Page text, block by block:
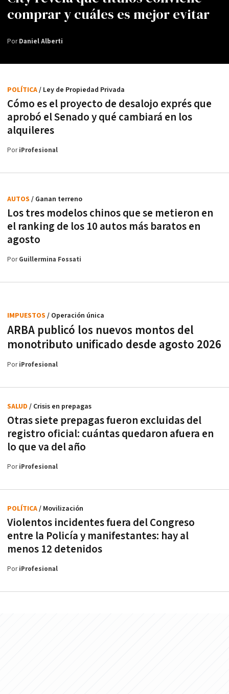
comprar y cuáles es mejor evitar
PorDaniel Alberti
Cómo es el proyecto de desalojo exprés que
aprobó el Senado y qué cambiará en los
alquileres
POLÍTICA/ Ley de Propiedad Privada
PoriProfesional
Los tres modelos chinos que se metieron en
el ranking de los 10 autos más baratos en
agosto
AUTOS / Ganan terreno
PorGuillermina Fossati
ARBA publicó los nuevos montos del
monotributo unificado desde agosto 2026
IMPUESTOS / Operación única
PoriProfesional
Otras siete prepagas fueron excluidas del
registro oficial: cuántas quedaron afuera en
lo que va del año
SALUD / Crisis en prepagas
PoriProfesional
Violentos incidentes fuera del Congreso
entre la Policía y manifestantes: hay al
menos 12 detenidos
POLÍTICA/ Movilización
PoriProfesional